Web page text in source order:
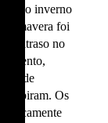
o inverno
primavera foi
e atraso no
de
subiram. Os